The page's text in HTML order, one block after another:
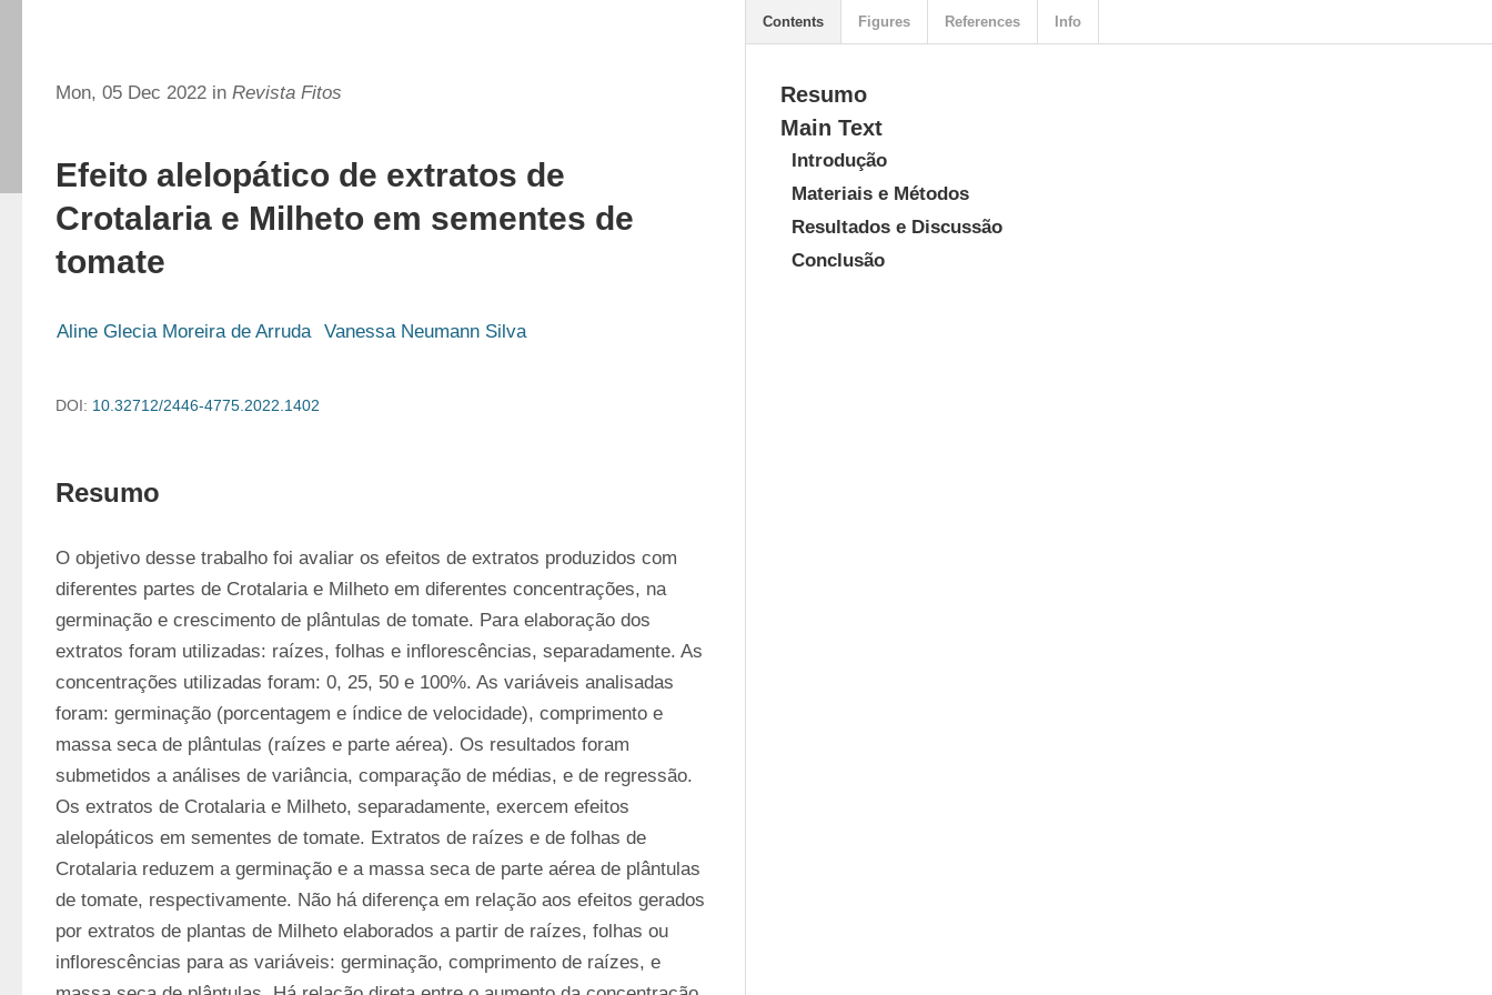
Mon, 05 Dec 2022 in Revista Fitos
Efeito alelopático de extratos de
Crotalaria e Milheto em sementes de
tomate
Aline Glecia Moreira de Arruda Vanessa Neumann Silva
DOI: 10.32712/2446-4775.2022.1402
Resumo
O objetivo desse trabalho foi avaliar os efeitos de extratos produzidos com
diferentes partes de Crotalaria e Milheto em diferentes concentrações, na
germinação e crescimento de plântulas de tomate. Para elaboração dos
extratos foram utilizadas: raízes, folhas e inflorescências, separadamente. As
concentrações utilizadas foram: 0, 25, 50 e 100%. As variáveis analisadas
foram: germinação (porcentagem e índice de velocidade), comprimento e
massa seca de plântulas (raízes e parte aérea). Os resultados foram
submetidos a análises de variância, comparação de médias, e de regressão.
Os extratos de Crotalaria e Milheto, separadamente, exercem efeitos
alelopáticos em sementes de tomate. Extratos de raízes e de folhas de
Crotalaria reduzem a germinação e a massa seca de parte aérea de plântulas
de tomate, respectivamente. Não há diferença em relação aos efeitos gerados
por extratos de plantas de Milheto elaborados a partir de raízes, folhas ou
inflorescências para as variáveis: germinação, comprimento de raízes, e
Resumo
Main Text
Introdução
Materiais e Métodos
Resultados e Discussão
Conclusão
Contents Figures References Info